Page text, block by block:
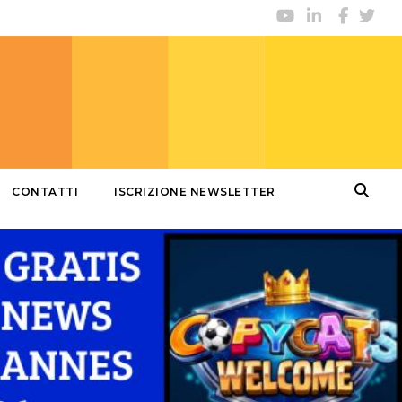
CONTATTI ISCRIZIONE NEWSLETTER